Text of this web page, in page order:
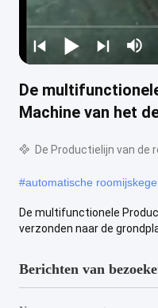
De
Machine van het
De Productielijn van de
#automatische
De multifunctionele
verzonden naar de
Berichten van